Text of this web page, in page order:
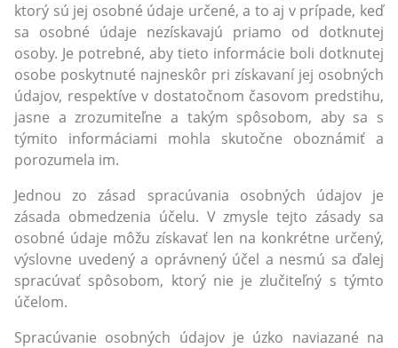
ktorý sú jej osobné údaje určené, a to aj v prípade, keď
sa osobné údaje nezískavajú priamo od dotknutej
osoby. Je potrebné, aby tieto informácie boli dotknutej
osobe poskytnuté najneskôr pri získavaní jej osobných
údajov, respektíve v dostatočnom časovom predstihu,
jasne a zrozumiteľne a takým spôsobom, aby sa s
týmito informáciami mohla skutočne oboznámiť a
porozumela im.
Jednou zo zásad spracúvania osobných údajov je
zásada obmedzenia účelu. V zmysle tejto zásady sa
osobné údaje môžu získavať len na konkrétne určený,
výslovne uvedený a oprávnený účel a nesmú sa ďalej
spracúvať spôsobom, ktorý nie je zlučiteľný s týmto
účelom.
Spracúvanie osobných údajov je úzko naviazané na